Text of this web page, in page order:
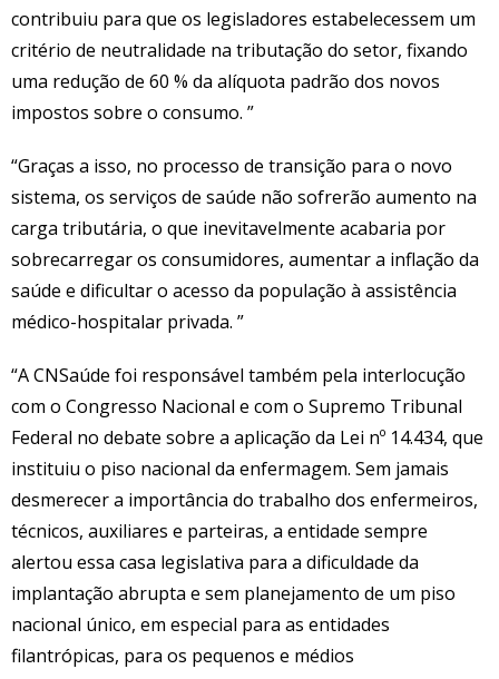
contribuiu para que os legisladores estabelecessem um
critério de neutralidade na tributação do setor, fixando
uma redução de 60 % da alíquota padrão dos novos
impostos sobre o consumo. ”
“Graças a isso, no processo de transição para o novo
sistema, os serviços de saúde não sofrerão aumento na
carga tributária, o que inevitavelmente acabaria por
sobrecarregar os consumidores, aumentar a inflação da
saúde e dificultar o acesso da população à assistência
médico-hospitalar privada. ”
“A CNSaúde foi responsável também pela interlocução
com o Congresso Nacional e com o Supremo Tribunal
Federal no debate sobre a aplicação da Lei nº 14.434, que
instituiu o piso nacional da enfermagem. Sem jamais
desmerecer a importância do trabalho dos enfermeiros,
técnicos, auxiliares e parteiras, a entidade sempre
alertou essa casa legislativa para a dificuldade da
implantação abrupta e sem planejamento de um piso
nacional único, em especial para as entidades
filantrópicas, para os pequenos e médios